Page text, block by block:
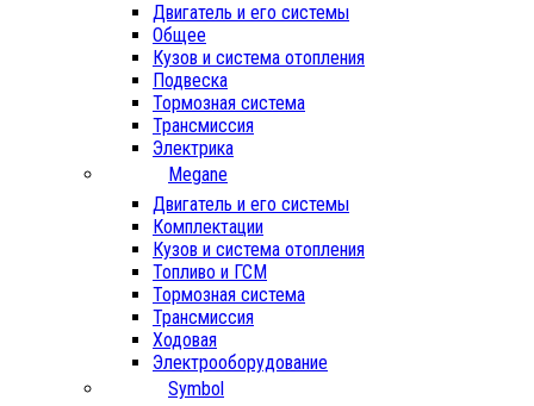
Двигатель и его системы
Общее
Кузов и система отопления
Подвеска
Тормозная система
Трансмиссия
Электрика
Megane
Двигатель и его системы
Комплектации
Кузов и система отопления
Топливо и ГСМ
Тормозная система
Трансмиссия
Ходовая
Электрооборудование
Symbol